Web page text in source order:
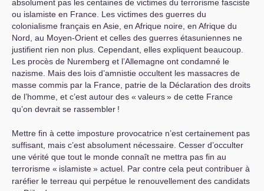
absolument pas les centaines de victimes du terrorisme fasciste
ou islamiste en France. Les victimes des guerres du
colonialisme français en Asie, en Afrique noire, en Afrique du
Nord, au Moyen-Orient et celles des guerres étasuniennes ne
justifient rien non plus. Cependant, elles expliquent beaucoup.
Les procès de Nuremberg et l’Allemagne ont condamné le
nazisme. Mais des lois d’amnistie occultent les massacres de
masse commis par la France, patrie de la Déclaration des droits
de l’homme, et c’est autour des « valeurs» de cette France
qu’on devrait se rassembler !
Mettre fin à cette imposture provocatrice n’est certainement pas
suffisant, mais c’est absolument nécessaire. Cesser d’occulter
une vérité que tout le monde connaît ne mettra pas fin au
terrorisme « islamiste» actuel. Par contre cela peut contribuer à
raréfier le terreau qui perpétue le renouvellement des candidats